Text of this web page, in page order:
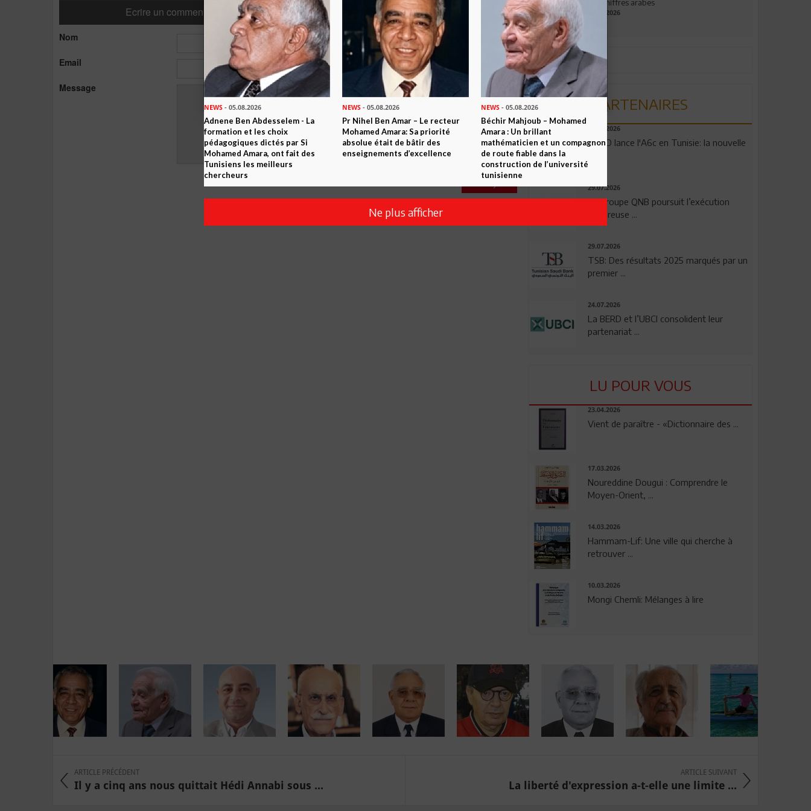
Ecrire un commentaire Commenter
Nom
Email
Message
aux chiffres arabes
09.07.2026
PARTENAIRES
04.08.2026
OPPO lance l'A6c en Tunisie: la nouvelle
29.07.2026
Le Groupe QNB poursuit l’exécution
rigoureuse ...
29.07.2026
TSB: Des résultats 2025 marqués par un
premier ...
24.07.2026
La BERD et l’UBCI consolident leur
partenariat ...
LU POUR VOUS
23.04.2026
Vient de paraître - «Dictionnaire des ...
17.03.2026
Noureddine Dougui : Comprendre le
Moyen-Orient, ...
14.03.2026
Hammam-Lif: Une ville qui cherche à
retrouver ...
10.03.2026
Mongi Chemli: Mélanges à lire
ARTICLE PRÉCÉDENT
Il y a cinq ans nous quittait Hédi Annabi sous ...
ARTICLE SUIVANT
La liberté d'expression a-t-elle une limite ...
NEWS - 05.08.2026
Adnene Ben Abdesselem - La
formation et les choix
pédagogiques dictés par Si
Mohamed Amara, ont fait des
Tunisiens les meilleurs
chercheurs
NEWS - 05.08.2026
Pr Nihel Ben Amar – Le recteur
Mohamed Amara: Sa priorité
absolue était de bâtir des
enseignements d’excellence
NEWS- 05.08.2026
Béchir Mahjoub – Mohamed
Amara : Un brillant
mathématicien et un compagnon
de route fiable dans la
construction de l’université
tunisienne
Ne plus afficher